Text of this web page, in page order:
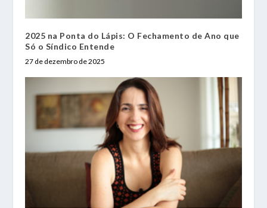
2025 na Ponta do Lápis: O Fechamento de Ano que
Só o Síndico Entende
27 de dezembro de 2025